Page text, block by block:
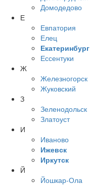
Домодедово
Е
Евпатория
Елец
Екатеринбург
Ессентуки
Ж
Железногорск
Жуковский
З
Зеленодольск
Златоуст
И
Иваново
Ижевск
Иркутск
Й
Йошкар-Ола